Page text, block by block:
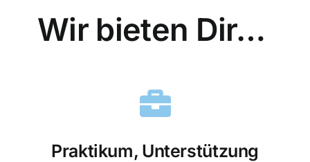
Wir bieten Dir…
Praktikum, Unterstützung